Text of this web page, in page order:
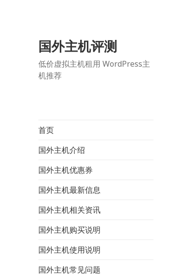
国外主机评测
低价虚拟主机租用 WordPress主
机推荐
首页
国外主机介绍
国外主机优惠券
国外主机最新信息
国外主机相关资讯
国外主机购买说明
国外主机使用说明
国外主机常见问题